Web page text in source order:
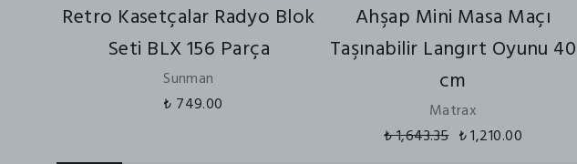
Retro Kasetçalar Radyo Blok
Seti BLX 156 Parça
Sunman
₺ 749.00
Ahşap Mini Masa Maçı
Taşınabilir Langırt Oyunu 40
cm
Matrax
₺ 1,643.35 ₺ 1,210.00